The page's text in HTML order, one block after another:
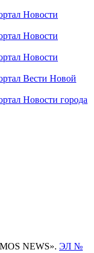
Новости
Новости
Новости
Вести Новой
Новости города
NEWS». ЭЛ №